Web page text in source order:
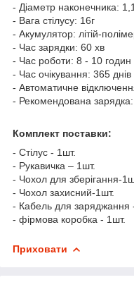
- Діаметр наконечника:
- Вага стілусу: 16г
- Акумулятор: літій-
- Час зарядки: 60 хв
- Час роботи: 8 - 10 годин
- Час очікування: 365 днів
- Автоматичне
- Рекомендована
Комплект поставки:
- Стілус - 1шт.
- Рукавичка – 1шт.
- Чохол для зберігання-
- Чохол захисний-1шт.
- Кабель для заряджання
- фірмова коробка - 1шт.
Приховати